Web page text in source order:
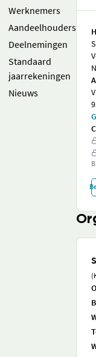
Werknemers
Aandeelhouders
Deelnemingen
Standaard
jaarrekeningen
Nieuws